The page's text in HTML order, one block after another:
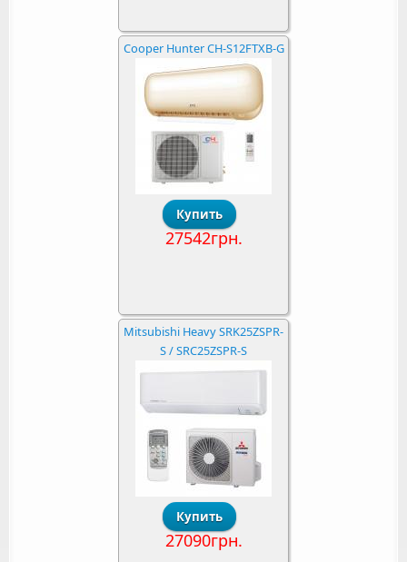
Cooper Hunter CH-S12FTXB-G
27542грн.
Mitsubishi Heavy SRK25ZSPR-
S / SRC25ZSPR-S
27090грн.